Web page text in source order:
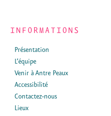
INFORMATIONS
Présentation
L’équipe
Venir à Antre Peaux
Accessibilité
Contactez-nous
Lieux